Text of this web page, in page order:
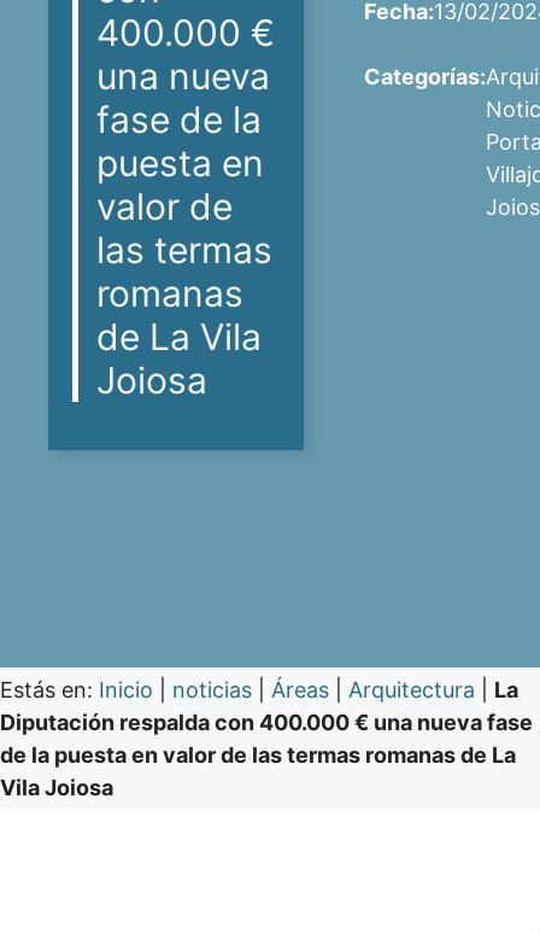
400.000 €
una nueva
fase de la
puesta en
valor de
las termas
romanas
de La Vila
Joiosa
Fecha:13/02/
Categorías:
Estás en: Inicio noticias Áreas Arquitectura
La
Diputación respalda con 400.000 € una nueva fase
de la puesta en valor de las termas romanas de La
Vila Joiosa